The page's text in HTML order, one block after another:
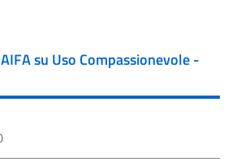
su Uso Compassionevole -